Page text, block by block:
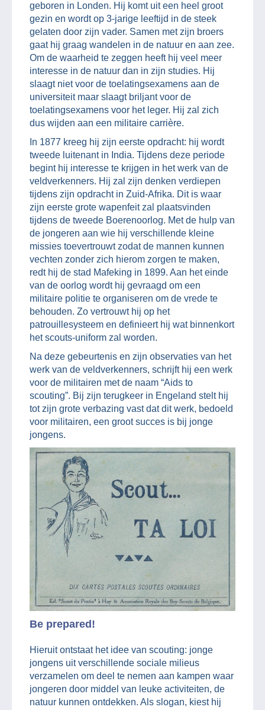
geboren in Londen. Hij komt uit een heel groot
gezin en wordt op 3-jarige leeftijd in de steek
gelaten door zijn vader. Samen met zijn broers
gaat hij graag wandelen in de natuur en aan zee.
Om de waarheid te zeggen heeft hij veel meer
interesse in de natuur dan in zijn studies. Hij
slaagt niet voor de toelatingsexamens aan de
universiteit maar slaagt briljant voor de
toelatingsexamens voor het leger. Hij zal zich
dus wijden aan een militaire carrière.
In 1877 kreeg hij zijn eerste opdracht: hij wordt
tweede luitenant in India. Tijdens deze periode
begint hij interesse te krijgen in het werk van de
veldverkenners. Hij zal zijn denken verdiepen
tijdens zijn opdracht in Zuid-Afrika. Dit is waar
zijn eerste grote wapenfeit zal plaatsvinden
tijdens de tweede Boerenoorlog. Met de hulp van
de jongeren aan wie hij verschillende kleine
missies toevertrouwt zodat de mannen kunnen
vechten zonder zich hierom zorgen te maken,
redt hij de stad Mafeking in 1899. Aan het einde
van de oorlog wordt hij gevraagd om een
militaire politie te organiseren om de vrede te
behouden. Zo vertrouwt hij op het
patrouillesysteem en definieert hij wat binnenkort
het scouts-uniform zal worden.
Na deze gebeurtenis en zijn observaties van het
werk van de veldverkenners, schrijft hij een werk
voor de militairen met de naam “Aids to
scouting”. Bij zijn terugkeer in Engeland stelt hij
tot zijn grote verbazing vast dat dit werk, bedoeld
voor militairen, een groot succes is bij jonge
jongens.
Be prepared!
Hieruit ontstaat het idee van scouting: jonge
jongens uit verschillende sociale milieus
verzamelen om deel te nemen aan kampen waar
jongeren door middel van leuke activiteiten, de
natuur kunnen ontdekken. Als slogan, kiest hij